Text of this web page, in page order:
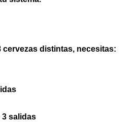
cervezas distintas, necesitas:
3 salidas